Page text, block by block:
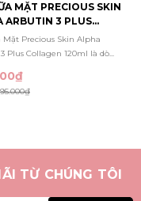
MẶT PRECIOUS SKIN
ARBUTIN 3 PLUS
120ML
Mặt Precious Skin Alpha
Plus Collagen 120ml là dò...
TỪ CHÚNG TÔI